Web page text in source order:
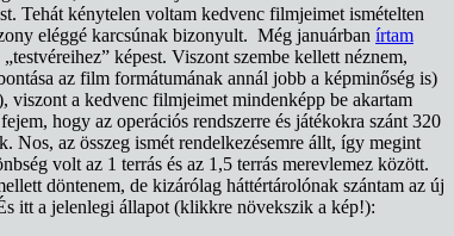
Tehát kénytelen voltam kedvenc filmjeimet ismételten
eléggé karcsúnak bizonyult. Még januárban írtam
képest. Viszont szembe kellett néznem,
az film formátumának annál jobb a képminőség is)
a kedvenc filmjeimet mindenképp be akartam
hogy az operációs rendszerre és játékokra szánt 320
Nos, az összeg ismét rendelkezésemre állt, így megint
volt az 1 terrás és az 1,5 terrás merevlemez között.
döntenem, de kizárólag háttértárolónak szántam az új
itt a jelenlegi állapot (klikkre növekszik a kép!):